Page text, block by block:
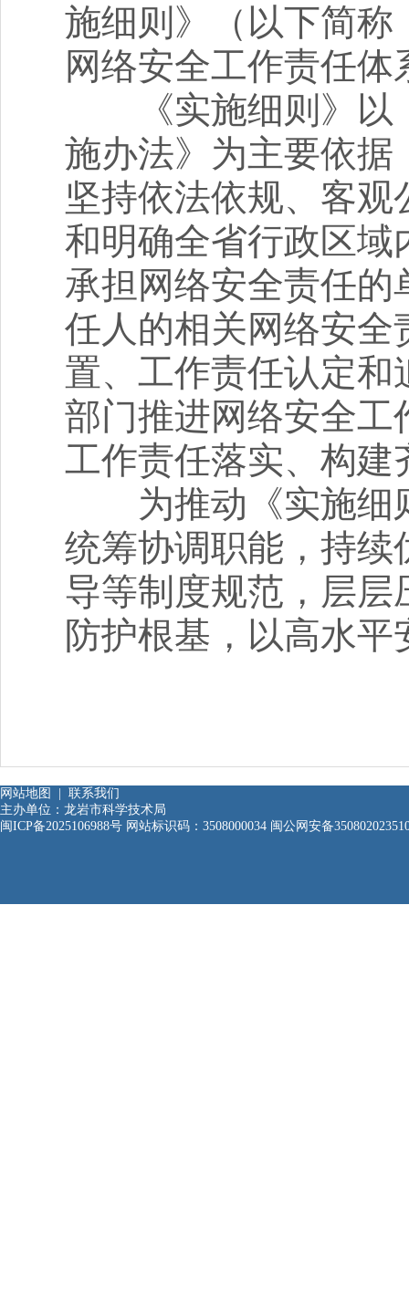
施细则》（以下简称
网络安全工作责任体
《实施细则》以
施办法》为主要依据
坚持依法依规、客
和明确全省行政区域
承担网络安全责任的
任人的相关网络安全
置、工作责任认定
部门推进网络安全工
工作责任落实、构建
为推动《实施细
统筹协调职能，持续
导等制度规范，层
防护根基，以高水
网站地图
联系我们
主办单位：龙岩市科学技术局
闽ICP备2025106988号 网站标识码：3508000034 闽公网安备